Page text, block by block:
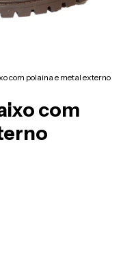
com polaina e metal externo
com